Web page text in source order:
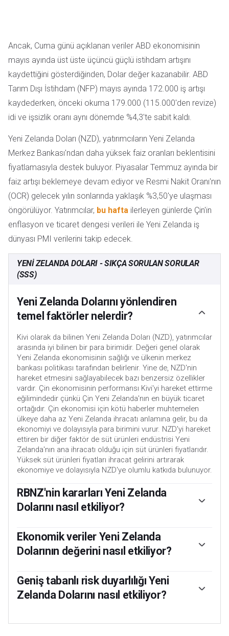
Ancak, Cuma günü açıklanan veriler ABD ekonomisinin
mayıs ayında üst üste üçüncü güçlü istihdam artışını
kaydettiğini gösterdiğinden, Dolar değer kazanabilir. ABD
Tarım Dışı İstihdam (NFP) mayıs ayında 172.000 iş artışı
kaydederken, önceki okuma 179.000 (115.000'den revize)
idi ve işsizlik oranı aynı dönemde %4,3'te sabit kaldı.
Yeni Zelanda Doları (NZD), yatırımcıların Yeni Zelanda
Merkez Bankası'ndan daha yüksek faiz oranları beklentisini
fiyatlamasıyla destek buluyor. Piyasalar Temmuz ayında bir
faiz artışı beklemeye devam ediyor ve Resmi Nakit Oranı'nın
(OCR) gelecek yılın sonlarında yaklaşık %3,50'ye ulaşması
öngörülüyor. Yatırımcılar, bu hafta ilerleyen günlerde Çin'in
enflasyon ve ticaret dengesi verileri ile Yeni Zelanda iş
dünyası PMI verilerini takip edecek.
YENI ZELANDA DOLARI - SIKÇA SORULAN SORULAR
(SSS)
Yeni Zelanda Dolarını yönlendiren
temel faktörler nelerdir?
Kivi olarak da bilinen Yeni Zelanda Doları (NZD), yatırımcılar
arasında iyi bilinen bir para birimidir. Değeri genel olarak
Yeni Zelanda ekonomisinin sağlığı ve ülkenin merkez
bankası politikası tarafından belirlenir. Yine de, NZD'nin
hareket etmesini sağlayabilecek bazı benzersiz özellikler
vardır. Çin ekonomisinin performansı Kivi'yi hareket ettirme
eğilimindedir çünkü Çin Yeni Zelanda'nın en büyük ticaret
ortağıdır. Çin ekonomisi için kötü haberler muhtemelen
ülkeye daha az Yeni Zelanda ihracatı anlamına gelir, bu da
ekonomiyi ve dolayısıyla para birimini vurur. NZD'yi hareket
ettiren bir diğer faktör de süt ürünleri endüstrisi Yeni
Zelanda'nın ana ihracatı olduğu için süt ürünleri fiyatlarıdır.
Yüksek süt ürünleri fiyatları ihracat gelirini artırarak
ekonomiye ve dolayısıyla NZD'ye olumlu katkıda bulunuyor.
RBNZ'nin kararları Yeni Zelanda
Dolarını nasıl etkiliyor?
%3 arasında bir enflasyon oranına ulaşmayı ve bunu
korumayı hedeflemekte olup, enflasyon oranını %2 orta
noktasına yakın tutmaya odaklanmıştır. Bu amaçla banka
olduğunda, RBNZ ekonomiyi soğutmak için faiz oranlarını
artıracak, ancak bu hareket aynı zamanda tahvil getirilerini
de yükseltecek, yatırımcıların ülkeye yatırım yapma
Sözde oran farkı ya da Yeni Zelanda'daki oranların ABD
Ekonomik veriler Yeni Zelanda
Dolarının değerini nasıl etkiliyor?
ekonominin durumunu değerlendirmek için kilit öneme
sahiptir ve Yeni Zelanda Doları'nın (NZD) değerlemesini
etkileyebilir. Yüksek ekonomik büyüme, düşük işsizlik ve
Geniş tabanlı risk duyarlılığı Yeni
Zelanda Dolarını nasıl etkiliyor?
yatırımcıların daha geniş piyasa risklerinin düşük olduğunu